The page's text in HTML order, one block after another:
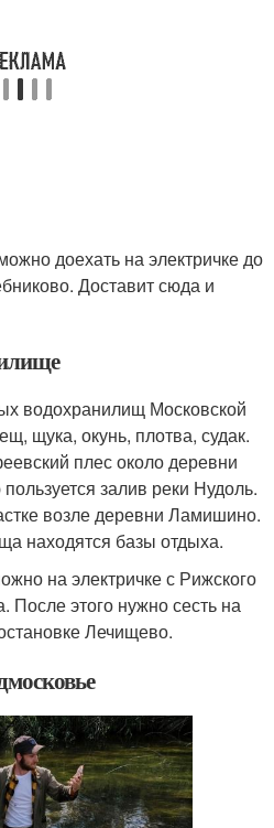
доехать на электричке до
Доставит сюда и
водохранилищ Московской
щука, окунь, плотва, судак.
плес около деревни
залив реки Нудоль.
возле деревни Ламишино.
находятся базы отдыха.
на электричке с Рижского
После этого нужно сесть на
Лечищево.